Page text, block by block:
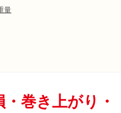
量
巻き上がり・